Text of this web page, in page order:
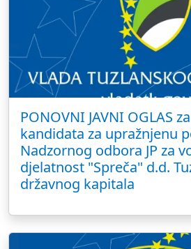
PONOVNI JAVNI OGLAS
kandidata za upražnjenu
Nadzornog odbora JP za
djelatnost "Spreča" d.d.
državnog kapitala